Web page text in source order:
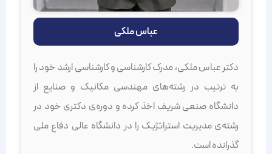
عباس ملکی
دکتر عباس ملکی، مدرک کارشناسی و کارشناسی ارشد خود را
به ترتیب در رشته‌های مهندسی مکانیک و صنایع از
دانشگاه صنعی شریف اخذ کرده‌ و دوره‌ی دکتری خود در
رشته‌ی مدیریت استراتژیک را در دانشگاه عالی دفاع ملی
گذرانده‌ است.